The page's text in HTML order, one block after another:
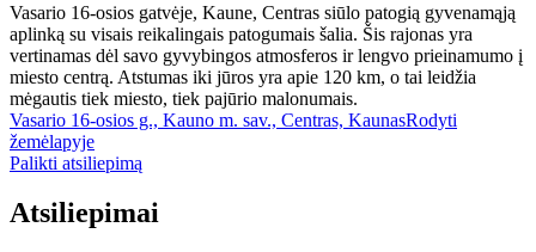
Vasario 16-osios gatvėje, Kaune, Centras siūlo patogią gyvenamąją
aplinką su visais reikalingais patogumais šalia. Šis rajonas yra
vertinamas dėl savo gyvybingos atmosferos ir lengvo prieinamumo į
miesto centrą. Atstumas iki jūros yra apie 120 km, o tai leidžia
mėgautis tiek miesto, tiek pajūrio malonumais.
Vasario 16-osios g., Kauno m. sav., Centras, KaunasRodyti
žemėlapyje
Palikti atsiliepimą
Atsiliepimai